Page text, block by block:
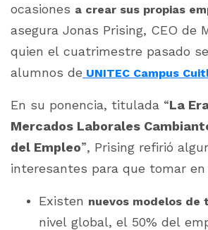
ocasiones a crear sus propias
asegura Jonas Prising, CEO de
quien el cuatrimestre pasado
alumnos de UNITEC Campus
En su ponencia, titulada “La
Mercados Laborales
del Empleo”, Prising refirió
interesantes para que tomar en
Existen nuevos modelos de
nivel global, el 50% del